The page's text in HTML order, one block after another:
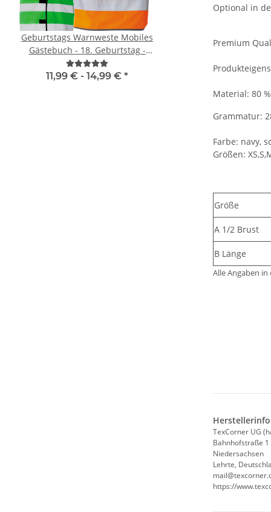
Optional in
Premium
Material: 80
Grammatur:
Farbe: navy,
Größen:
Größe
A 1/2 Brust
B Länge
Alle Angaben
TexCorner UG
Bahnhofstraße 1
Niedersachsen
Lehrte,
https://
Geburtstags Warnweste Mobiles
Gästebuch - 18. Geburtstag -
Wunschzahl - Neon Warnweste
11,99 € - 14,99 € *
Korntex® -
Orange 3 größen
2,49 €